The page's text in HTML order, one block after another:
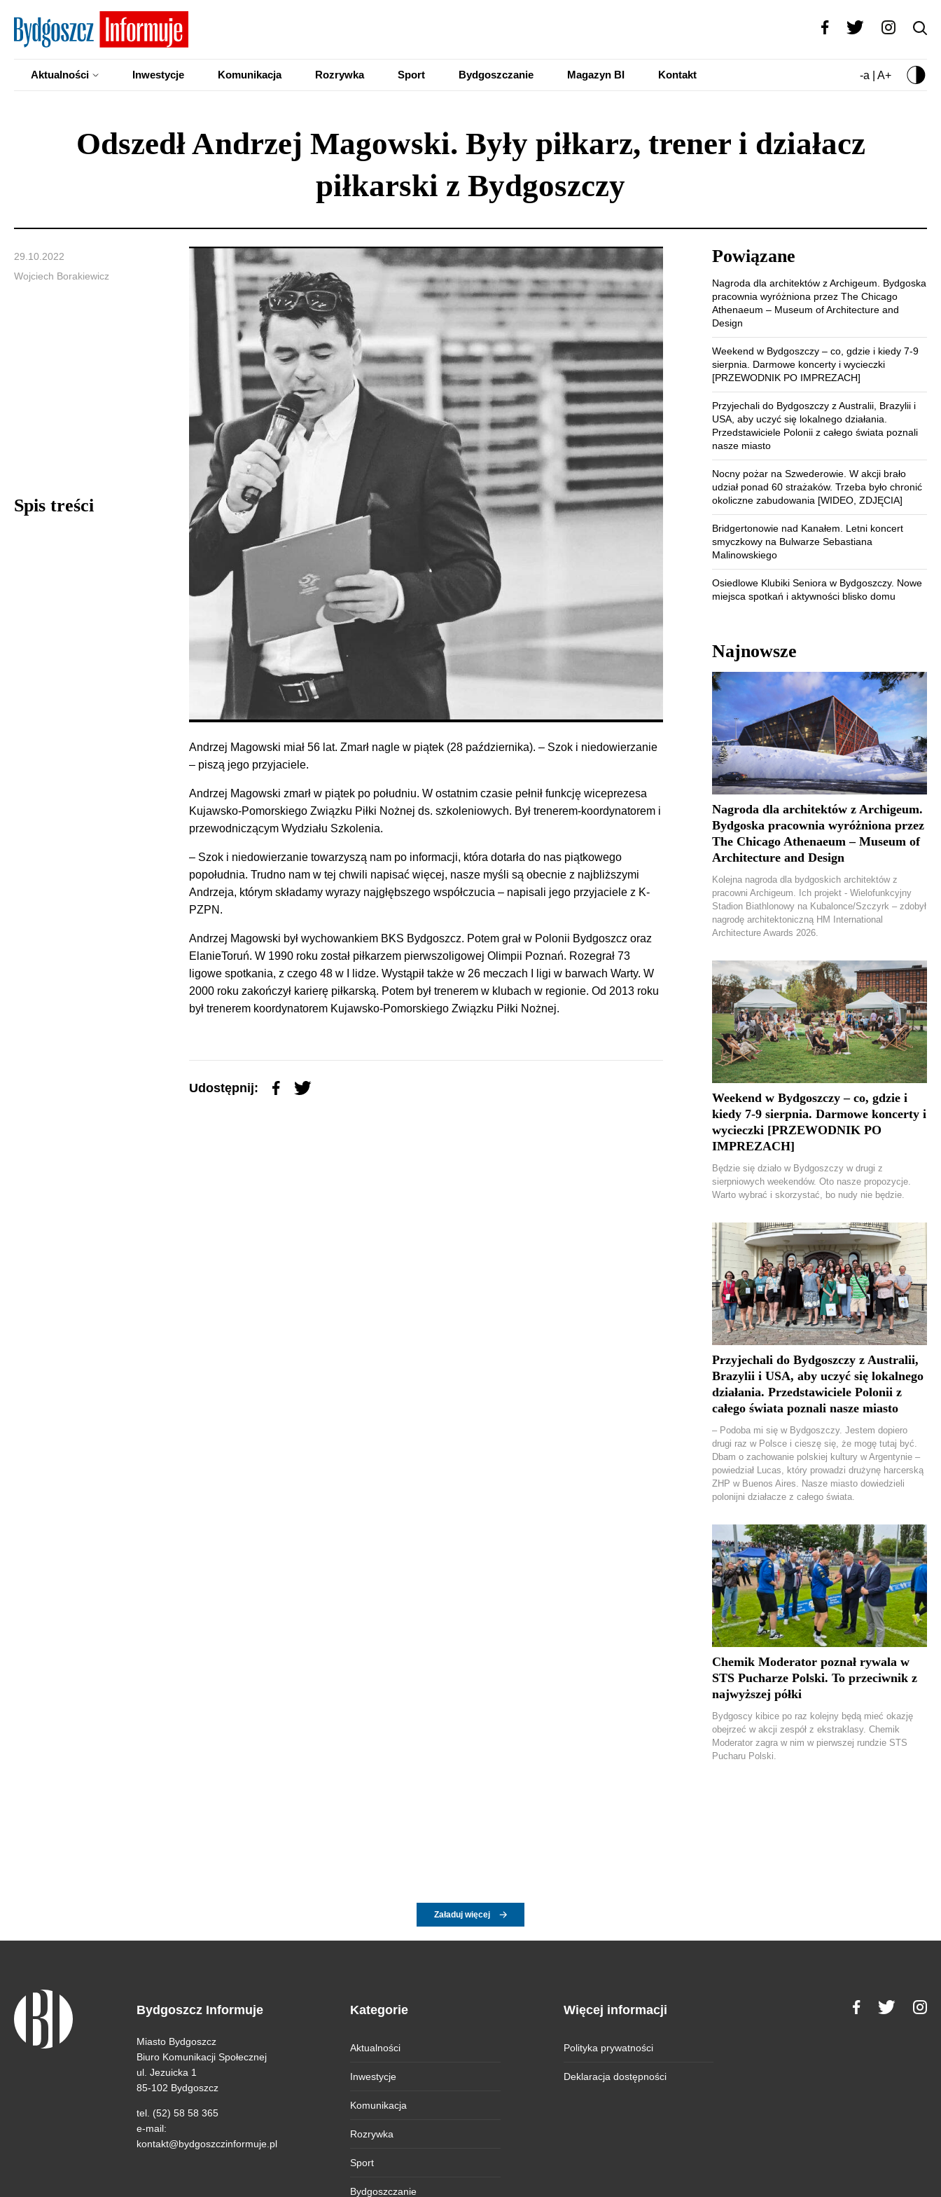
Aktualności Inwestycje Komunikacja Rozrywka Sport Bydgoszczanie Magazyn BI Kontakt -a | A+
Odszedł Andrzej Magowski. Były piłkarz, trener i działacz
piłkarski z Bydgoszczy
29.10.2022
Wojciech Borakiewicz
Spis treści
Andrzej Magowski miał 56 lat. Zmarł nagle w piątek (28 października). – Szok i niedowierzanie
– piszą jego przyjaciele.
Andrzej Magowski zmarł w piątek po południu. W ostatnim czasie pełnił funkcję wiceprezesa
Kujawsko-Pomorskiego Związku Piłki Nożnej ds. szkoleniowych. Był trenerem-koordynatorem i
przewodniczącym Wydziału Szkolenia.
– Szok i niedowierzanie towarzyszą nam po informacji, która dotarła do nas piątkowego
popołudnia. Trudno nam w tej chwili napisać więcej, nasze myśli są obecnie z najbliższymi
Andrzeja, którym składamy wyrazy najgłębszego współczucia – napisali jego przyjaciele z K-
PZPN.
Andrzej Magowski był wychowankiem BKS Bydgoszcz. Potem grał w Polonii Bydgoszcz oraz
ElanieToruń. W 1990 roku został piłkarzem pierwszoligowej Olimpii Poznań. Rozegrał 73
ligowe spotkania, z czego 48 w I lidze. Wystąpił także w 26 meczach I ligi w barwach Warty. W
2000 roku zakończył karierę piłkarską. Potem był trenerem w klubach w regionie. Od 2013 roku
był trenerem koordynatorem Kujawsko-Pomorskiego Związku Piłki Nożnej.
Udostępnij:
Powiązane
Nagroda dla architektów z Archigeum. Bydgoska
pracownia wyróżniona przez The Chicago
Athenaeum – Museum of Architecture and
Design
Weekend w Bydgoszczy – co, gdzie i kiedy 7-9
sierpnia. Darmowe koncerty i wycieczki
[PRZEWODNIK PO IMPREZACH]
Przyjechali do Bydgoszczy z Australii, Brazylii i
USA, aby uczyć się lokalnego działania.
Przedstawiciele Polonii z całego świata poznali
nasze miasto
Nocny pożar na Szwederowie. W akcji brało
udział ponad 60 strażaków. Trzeba było chronić
okoliczne zabudowania [WIDEO, ZDJĘCIA]
Bridgertonowie nad Kanałem. Letni koncert
smyczkowy na Bulwarze Sebastiana
Malinowskiego
Osiedlowe Klubiki Seniora w Bydgoszczy. Nowe
miejsca spotkań i aktywności blisko domu
Najnowsze
Nagroda dla architektów z Archigeum.
Bydgoska pracownia wyróżniona przez
The Chicago Athenaeum – Museum of
Architecture and Design
Kolejna nagroda dla bydgoskich architektów z
pracowni Archigeum. Ich projekt - Wielofunkcyjny
Stadion Biathlonowy na Kubalonce/Szczyrk – zdobył
nagrodę architektoniczną HM International
Architecture Awards 2026.
Weekend w Bydgoszczy – co, gdzie i
kiedy 7-9 sierpnia. Darmowe koncerty i
wycieczki [PRZEWODNIK PO
IMPREZACH]
Będzie się działo w Bydgoszczy w drugi z
sierpniowych weekendów. Oto nasze propozycje.
Warto wybrać i skorzystać, bo nudy nie będzie.
Przyjechali do Bydgoszczy z Australii,
Brazylii i USA, aby uczyć się lokalnego
działania. Przedstawiciele Polonii z
całego świata poznali nasze miasto
– Podoba mi się w Bydgoszczy. Jestem dopiero
drugi raz w Polsce i cieszę się, że mogę tutaj być.
Dbam o zachowanie polskiej kultury w Argentynie –
powiedział Lucas, który prowadzi drużynę harcerską
ZHP w Buenos Aires. Nasze miasto dowiedzieli
polonijni działacze z całego świata.
Chemik Moderator poznał rywala w
STS Pucharze Polski. To przeciwnik z
najwyższej półki
Bydgoscy kibice po raz kolejny będą mieć okazję
obejrzeć w akcji zespół z ekstraklasy. Chemik
Moderator zagra w nim w pierwszej rundzie STS
Pucharu Polski.
Załaduj więcej
Bydgoszcz Informuje
Miasto Bydgoszcz
Biuro Komunikacji Społecznej
ul. Jezuicka 1
85-102 Bydgoszcz
tel. (52) 58 58 365
e-mail:
kontakt@bydgoszczinformuje.pl
Kategorie
Aktualności
Inwestycje
Komunikacja
Rozrywka
Sport
Bydgoszczanie
Więcej informacji
Polityka prywatności
Deklaracja dostępności